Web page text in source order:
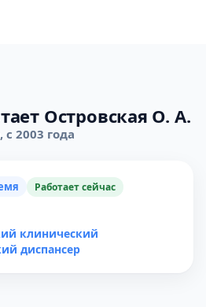
Островская О. А.
2003 года
Работает сейчас
клинический
диспансер